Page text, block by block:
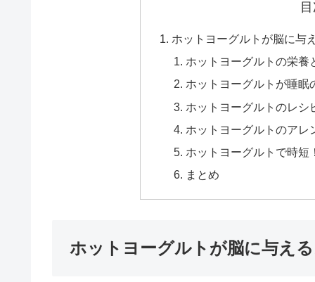
ホットヨーグルトが脳に与
ホットヨーグルトの栄養
ホットヨーグルトが睡眠
ホットヨーグルトのレシ
ホットヨーグルトのアレ
ホットヨーグルトで時短
まとめ
ホットヨーグルトが脳に与え